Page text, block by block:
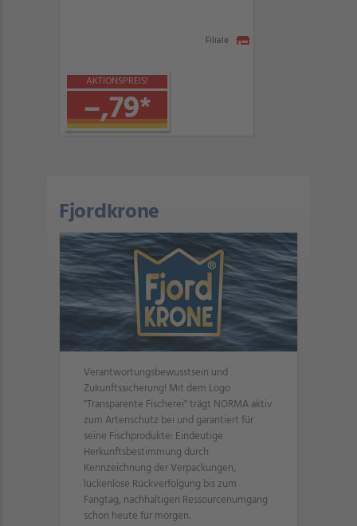
AKTIONSPREIS!
–,79*
Filiale
Fjordkrone
Verantwortungsbewusstsein und
Zukunftssicherung! Mit dem Logo
"Transparente Fischerei" trägt NORMA aktiv
zum Artenschutz bei und garantiert für
seine Fischprodukte: Eindeutige
Herkunftsbestimmung durch
Kennzeichnung der Verpackungen,
lückenlose Rückverfolgung bis zum
Fangtag, nachhaltigen Ressourcenumgang
schon heute für morgen.